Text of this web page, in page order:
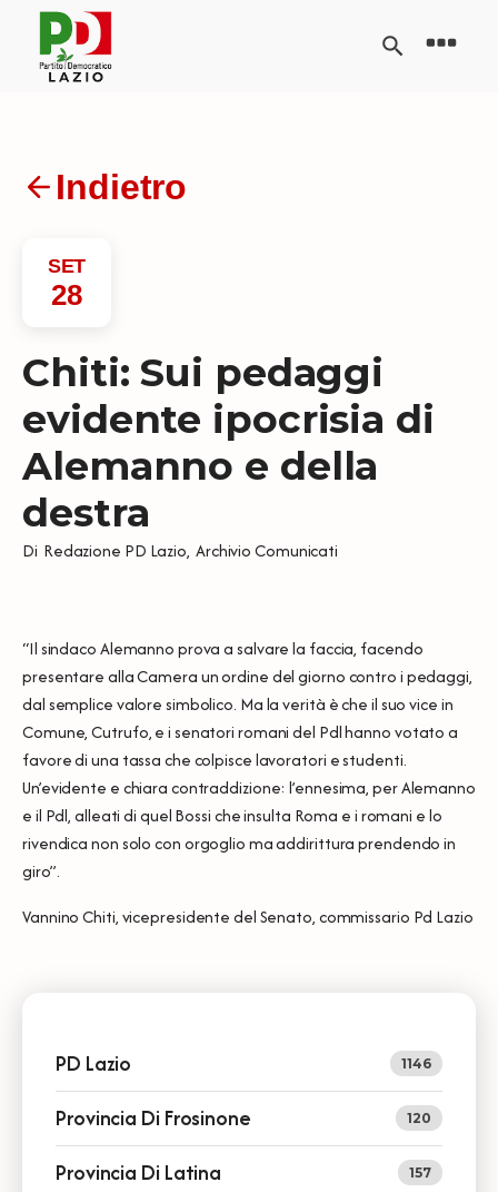
Indietro
SET
28
Chiti: Sui pedaggi
evidente ipocrisia di
Alemanno e della
destra
Di Redazione PD Lazio, Archivio Comunicati
“Il sindaco Alemanno prova a salvare la faccia, facendo
presentare alla Camera un ordine del giorno contro i pedaggi,
dal semplice valore simbolico. Ma la verità è che il suo vice in
Comune, Cutrufo, e i senatori romani del Pdl hanno votato a
favore di una tassa che colpisce lavoratori e studenti.
Un’evidente e chiara contraddizione: l’ennesima, per Alemanno
e il Pdl, alleati di quel Bossi che insulta Roma e i romani e lo
rivendica non solo con orgoglio ma addirittura prendendo in
giro”.
Vannino Chiti, vicepresidente del Senato, commissario Pd Lazio
PD Lazio 1146
Provincia Di Frosinone 120
Provincia Di Latina 157